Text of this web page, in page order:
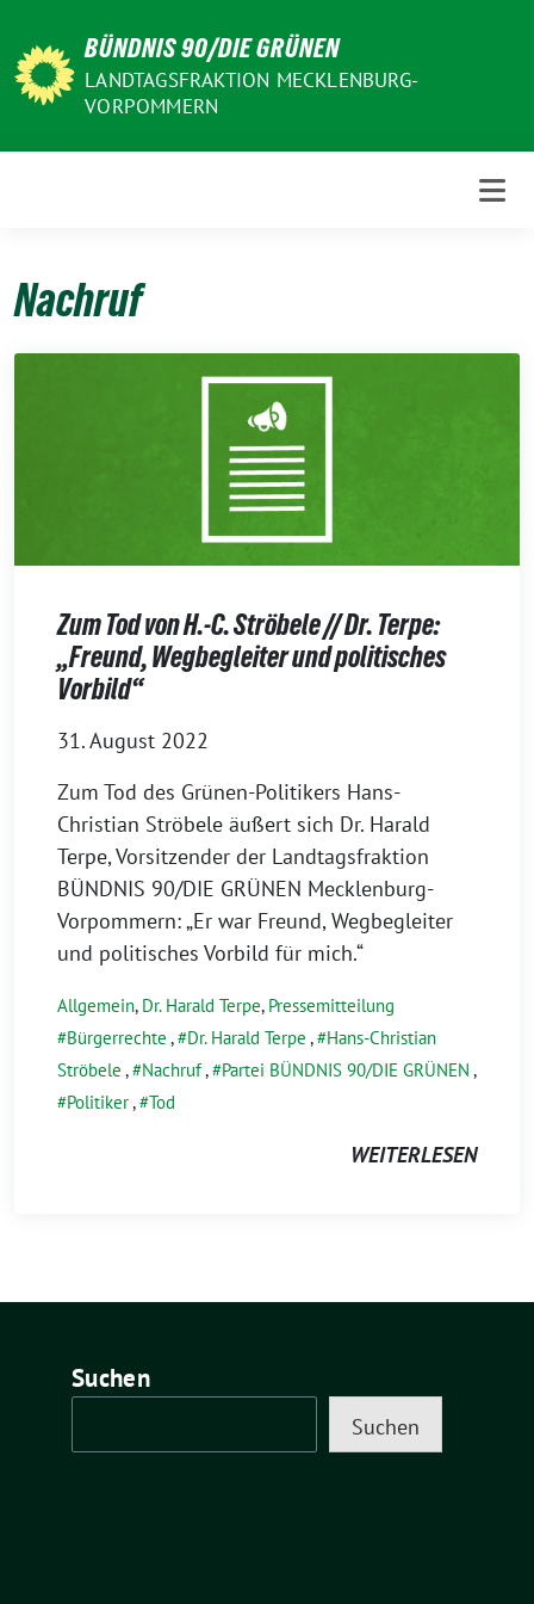
zum
Inhalt
BÜNDNIS 90/DIE GRÜNEN
LANDTAGSFRAKTION MECKLENBURG-
VORPOMMERN
Nachruf
Zum Tod von H.-C. Ströbele // Dr. Terpe:
„Freund, Wegbegleiter und politisches
Vorbild“
31. August 2022
Zum Tod des Grünen-Politikers Hans-
Christian Ströbele äußert sich Dr. Harald
Terpe, Vorsitzender der Landtagsfraktion
BÜNDNIS 90/DIE GRÜNEN Mecklenburg-
Vorpommern: „Er war Freund, Wegbegleiter
und politisches Vorbild für mich.“
Allgemein, Dr. Harald Terpe, Pressemitteilung
Bürgerrechte , Dr. Harald Terpe ,
Hans-Christian
Ströbele , Nachruf, Partei BÜNDNIS 90/DIE GRÜNEN ,
Politiker, Tod
WEITERLESEN
Suchen
Suchen